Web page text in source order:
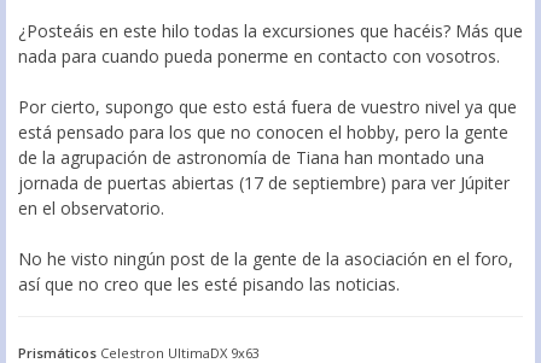
¿Posteáis en este hilo todas la excursiones que hacéis? Más que
nada para cuando pueda ponerme en contacto con vosotros.
Por cierto, supongo que esto está fuera de vuestro nivel ya que
está pensado para los que no conocen el hobby, pero la gente
de la agrupación de astronomía de Tiana han montado una
jornada de puertas abiertas (17 de septiembre) para ver Júpiter
en el observatorio.
No he visto ningún post de la gente de la asociación en el foro,
así que no creo que les esté pisando las noticias.
Prismáticos Celestron UltimaDX 9x63